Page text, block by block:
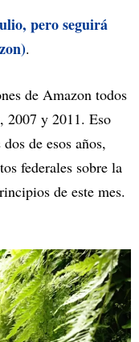
pero seguirá
.
de Amazon todos
2007 y 2011. Eso
de esos años,
federales sobre la
de este mes.